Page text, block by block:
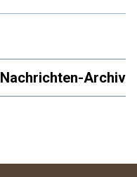
Nachrichten-Archiv